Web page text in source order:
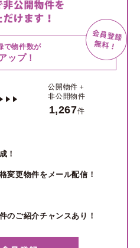
で物件数が
ップ！
公開物件＋
非公開物件
1,267件
！
変更物件をメール配信！
のご紹介チャンスあり！